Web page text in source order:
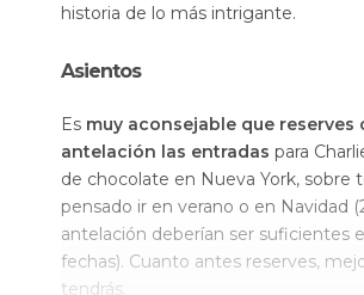
historia de lo más intrigante.
Asientos
Es muy aconsejable que reserves
antelación las entradas para
de chocolate en Nueva York, sobre
pensado ir en verano o en Navidad
antelación deberían ser suficientes
fechas). Cuanto antes reserves,
tendrás.